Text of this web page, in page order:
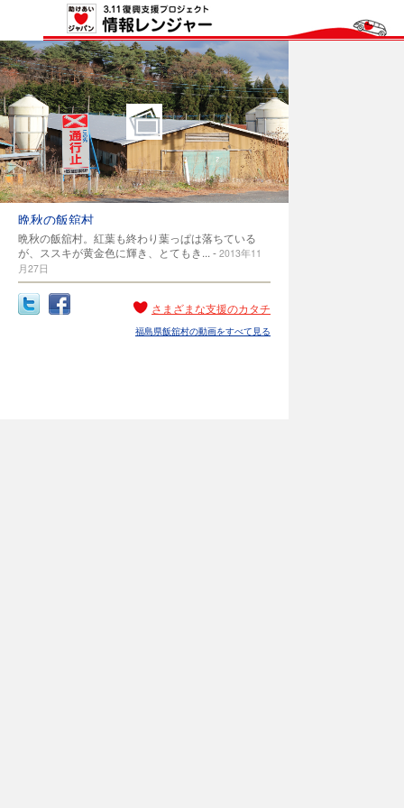
晩秋の飯舘村
晩秋の飯舘村。紅葉も終わり葉っぱは落ちている
が、ススキが黄金色に輝き、とてもき... - 2013年11
月27日
さまざまな支援のカタチ
福島県飯舘村の動画をすべて見る